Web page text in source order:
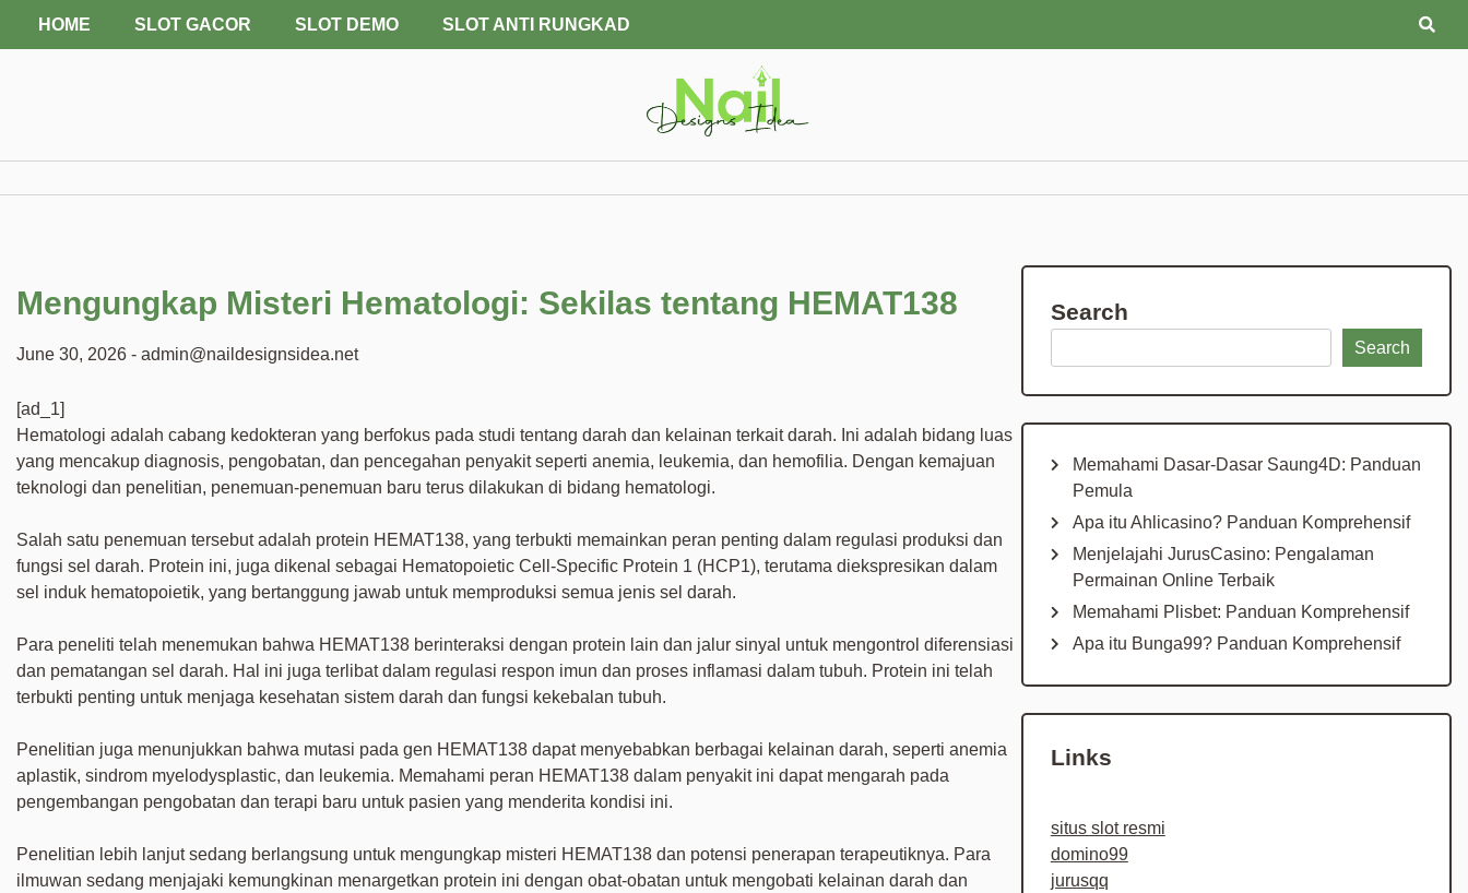
HOME SLOT GACOR SLOT DEMO SLOT ANTI RUNGKAD
Mengungkap Misteri Hematologi: Sekilas tentang HEMAT138
June 30, 2026 - admin@naildesignsidea.net
[ad_1]
Hematologi adalah cabang kedokteran yang berfokus pada studi tentang darah dan kelainan terkait darah. Ini adalah bidang luas
yang mencakup diagnosis, pengobatan, dan pencegahan penyakit seperti anemia, leukemia, dan hemofilia. Dengan kemajuan
teknologi dan penelitian, penemuan-penemuan baru terus dilakukan di bidang hematologi.
Salah satu penemuan tersebut adalah protein HEMAT138, yang terbukti memainkan peran penting dalam regulasi produksi dan
fungsi sel darah. Protein ini, juga dikenal sebagai Hematopoietic Cell-Specific Protein 1 (HCP1), terutama diekspresikan dalam
sel induk hematopoietik, yang bertanggung jawab untuk memproduksi semua jenis sel darah.
Para peneliti telah menemukan bahwa HEMAT138 berinteraksi dengan protein lain dan jalur sinyal untuk mengontrol diferensiasi
dan pematangan sel darah. Hal ini juga terlibat dalam regulasi respon imun dan proses inflamasi dalam tubuh. Protein ini telah
terbukti penting untuk menjaga kesehatan sistem darah dan fungsi kekebalan tubuh.
Penelitian juga menunjukkan bahwa mutasi pada gen HEMAT138 dapat menyebabkan berbagai kelainan darah, seperti anemia
aplastik, sindrom myelodysplastic, dan leukemia. Memahami peran HEMAT138 dalam penyakit ini dapat mengarah pada
pengembangan pengobatan dan terapi baru untuk pasien yang menderita kondisi ini.
Penelitian lebih lanjut sedang berlangsung untuk mengungkap misteri HEMAT138 dan potensi penerapan terapeutiknya. Para
ilmuwan sedang menjajaki kemungkinan menargetkan protein ini dengan obat-obatan untuk mengobati kelainan darah dan
Search
Search
Memahami Dasar-Dasar Saung4D: Panduan
Pemula
Apa itu Ahlicasino? Panduan Komprehensif
Menjelajahi JurusCasino: Pengalaman
Permainan Online Terbaik
Memahami Plisbet: Panduan Komprehensif
Apa itu Bunga99? Panduan Komprehensif
Links
situs slot resmi
domino99
jurusqq